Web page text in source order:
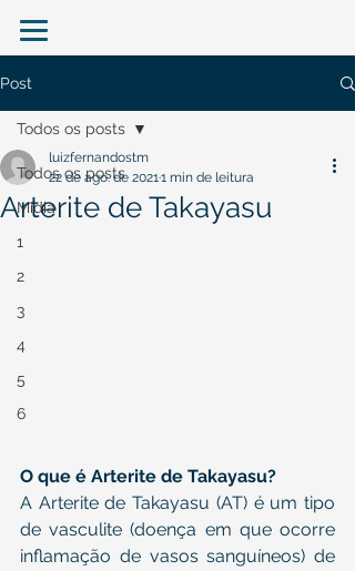
Post
Todos os posts
Mídia
1
2
3
4
5
6
Todos os posts
Arterite de Takayasu
luizfernandostm
22 de ago. de 20211 min de leitura
O que é Arterite de Takayasu?
A Arterite de Takayasu (AT) é um tipo
de vasculite (doença em que ocorre
inflamação de vasos sanguíneos) de